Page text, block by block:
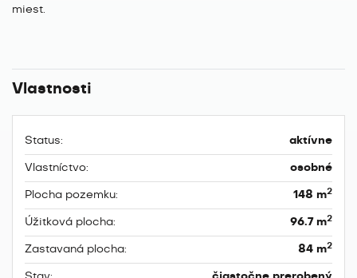
miest.
Vlastnosti
Status: aktívne
Vlastníctvo: osobné
Plocha pozemku: 148 m2
Úžitková plocha: 96.7 m2
Zastavaná plocha: 84 m2